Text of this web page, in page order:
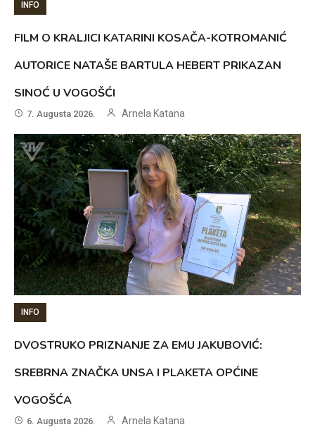
INFO
FILM O KRALJICI KATARINI KOSAČA-KOTROMANIĆ
AUTORICE NATAŠE BARTULA HEBERT PRIKAZAN
SINOĆ U VOGOŠĆI
7. Augusta 2026. Arnela Katana
INFO
DVOSTRUKO PRIZNANJE ZA EMU JAKUBOVIĆ:
SREBRNA ZNAČKA UNSA I PLAKETA OPĆINE
VOGOŠĆA
6. Augusta 2026. Arnela Katana